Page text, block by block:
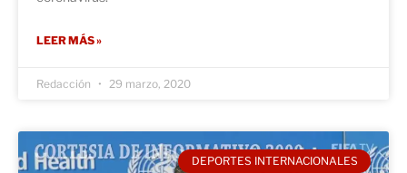
LEER MÁS »
Redacción 29 marzo, 2020
DEPORTES INTERNACIONALES